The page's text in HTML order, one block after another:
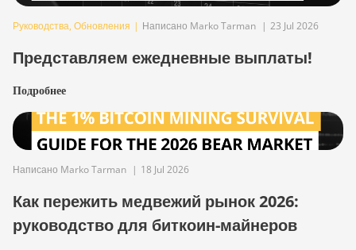
Руководства, Обновления | Написано Marko Tarman | 23 Jul 2026
Представляем ежедневные выплаты!
Подробнее
Написано Marko Tarman | 18 Jul 2026
Как пережить медвежий рынок 2026:
руководство для биткоин-майнеров